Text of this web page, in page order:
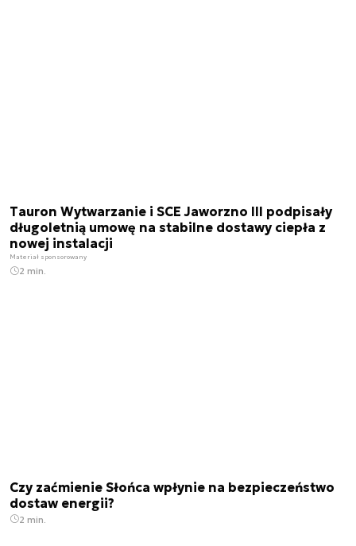
Tauron Wytwarzanie i SCE Jaworzno III podpisały
długoletnią umowę na stabilne dostawy ciepła z
nowej instalacji
Materiał sponsorowany
2 min.
Czy zaćmienie Słońca wpłynie na bezpieczeństwo
dostaw energii?
2 min.